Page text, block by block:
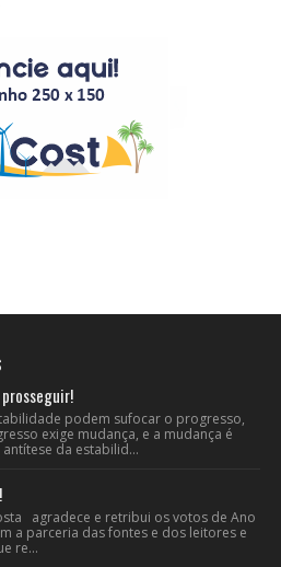
podem sufocar o progresso,
exige mudança, e a mudança é
da estabilid...
agradece e retribui os votos de Ano
a parceria das fontes e dos leitores e
re...